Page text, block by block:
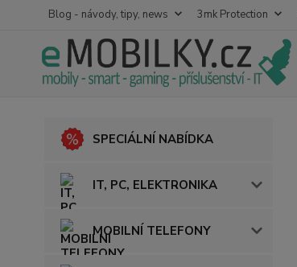
Blog - návody, tipy, news 3mk Protection
SPECIÁLNÍ NABÍDKA
IT, PC, ELEKTRONIKA
MOBILNÍ TELEFONY